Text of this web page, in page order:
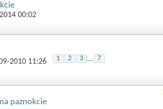
00:02
2010 11:26 1 2 3 ... 7
paznokcie